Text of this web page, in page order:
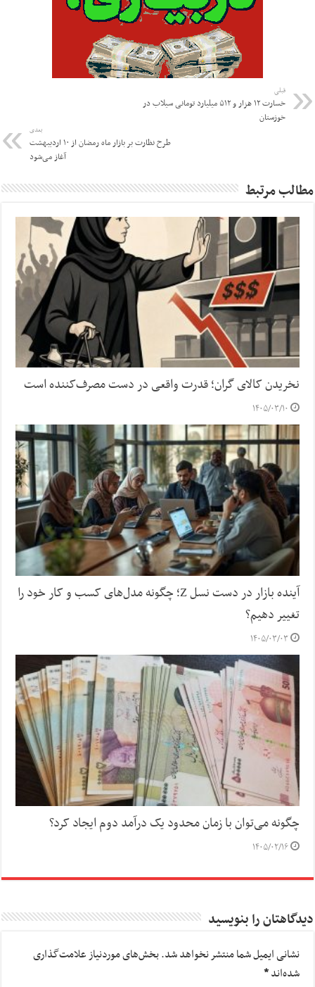
قبلی
خسارت ۱۲ هزار و ۵۱۲ میلیارد تومانی سیلاب در
خوزستان
بعدی
طرح نظارت بر بازار ماه رمضان از ۱۰ اردیبهشت
آغاز می‌شود
مطالب مرتبط
نخریدن کالای گران؛ قدرت واقعی در دست مصرف‌کننده است
۱۴۰۵/۰۳/۱۰
آینده بازار در دست نسل Z؛ چگونه مدل‌های کسب‌ و کار خود را
تغییر دهیم؟
۱۴۰۵/۰۳/۰۳
چگونه می‌توان با زمان محدود یک درآمد دوم ایجاد کرد؟
۱۴۰۵/۰۲/۱۶
دیدگاهتان را بنویسید
نشانی ایمیل شما منتشر نخواهد شد.بخش‌های موردنیاز علامت‌گذاری
شده‌اند*